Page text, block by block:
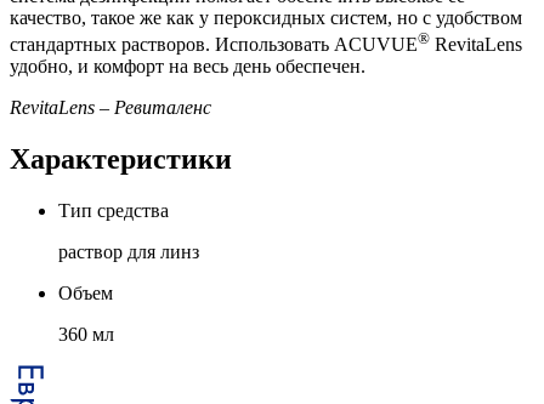
качество, такое же как у пероксидных систем, но с удобством
стандартных растворов. Использовать ACUVUE® RevitaLens
удобно, и комфорт на весь день обеспечен.
RevitaLens – Ревиталенс
Характеристики
Тип средства
раствор для линз
Объем
360 мл